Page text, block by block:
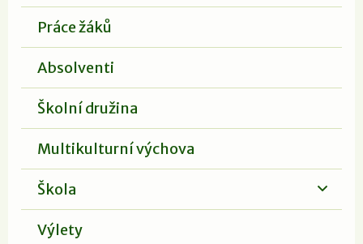
Práce žáků
Absolventi
Školní družina
Multikulturní výchova
Škola
Výlety